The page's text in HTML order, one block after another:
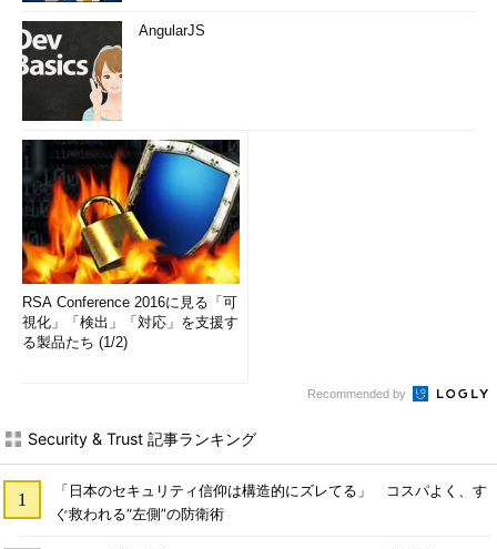
AngularJS
RSA Conference 2016に見る「可
視化」「検出」「対応」を支援す
る製品たち (1/2)
Recommended by
Security & Trust 記事ランキング
「日本のセキュリティ信仰は構造的にズレてる」 コスパよく、す
ぐ救われる“左側”の防衛術